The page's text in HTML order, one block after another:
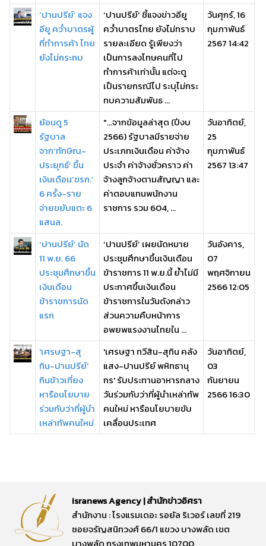
‘ปานปรีย์’ แจง
อียู คว่ำบาตรผู้
ที่ทำการค้า ไทย
ยังไม่กระทบ
‘ปานปรีย์’ ชี้แจงข่าวอียู
คว่ำบาตรไทย ยังไม่ทราบ
รายละเอียด รู้เพียงว่า
เป็นการลงโทษคนที่ไป
ทำการค้าเท่านั้น แต่จะดู
เป็นรายกรณีไป ระบุไม่กระ
ทบความสัมพันธ ...
วันศุกร์, 16
กุมภาพันธ์
2567 14:42
ย้อนดู 5
รัฐบาล
จาก‘ทักษิณ-
ประยุทธ์’ ขึ้น
เงินเดือน‘ขรก.’
6 ครั้ง-ราย
จ่ายขยับแตะ 6
แสนล.
"...จากข้อมูลล่าสุด (ปีงบ
2566) รัฐบาลมีรายจ่าย
ประเภทเงินเดือน ค่าจ้าง
ประจำ ค่าจ้างชั่วคราว ค่า
จ้างลูกจ้างตามสัญญา และ
ค่าตอบแทนพนักงาน
ราชการ รวม 604, ...
วันอาทิตย์,
25
กุมภาพันธ์
2567 13:47
‘ปานปรีย์’ นัด
11 พ.ย. 66
ประชุมศึกษาขึ้น
เงินเดือน
ข้าราชการนัด
แรก
‘ปานปรีย์’ เผยนัดหมาย
ประชุมศึกษาขึ้นเงินเดือน
ข้าราชการ 11 พ.ย.นี้ ย้ำไม่มี
ประกาศขึ้นเงินเดือน
ข้าราชการในวันดังกล่าว
ส่วนความคืบหน้าการ
อพยพแรงงานไทยใน ...
วันอังคาร,
07
พฤศจิกายน
2566 12:05
'เศรษฐา-สุ
ทิน-ปานปรีย์'
กินข้าวเที่ยง
หารือนโยบาย
ร่วมกับว่าที่ผู้นำ
เหล่าทัพคนใหม่
'เศรษฐา ทวีสิน-สุทิน คลัง
แสง-ปานปรีย์ พหิทธานุ
กร' รับประทานอาหารกลาง
วันร่วมกับว่าที่ผู้นำเหล่าทัพ
คนใหม่ หารือนโยบายขับ
เคลื่อนประเทศ
วันอาทิตย์,
03
กันยายน
2566 16:30
Isranews Agency | สำนักข่าวอิศรา
สำนักงาน : โรงแรมเดอะ รอยัล ริเวอร์ เลขที่ 219
ซอยจรัญสนิทวงศ์ 66/1 แขวง บางพลัด เขต